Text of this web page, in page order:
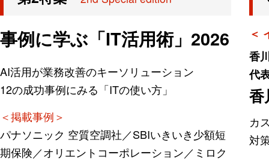
事例に学ぶ「IT活用術」2026
AI活用が業務改善のキーソリューション
12の成功事例にみる「ITの使い方」
＜掲載事例＞
パナソニック 空質空調社／SBIいきいき少額短
期保険／オリエントコーポレーション／ミロク
＜
香
代
香
カ
対